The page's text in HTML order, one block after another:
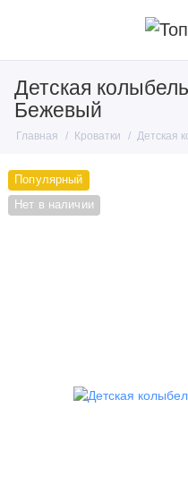
Детская
Бежевый
Главная Кроватки Детская
Популярный
Нет в наличии